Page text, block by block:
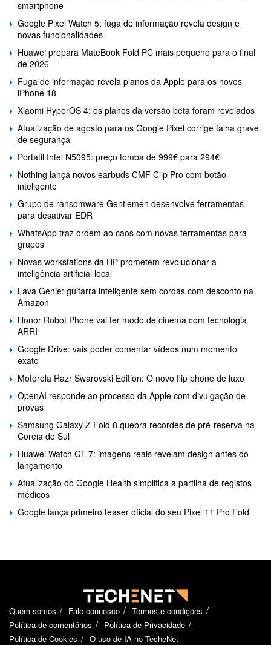
smartphone
Google Pixel Watch 5: fuga de informação revela design e
novas funcionalidades
Huawei prepara MateBook Fold PC mais pequeno para o final
de 2026
Fuga de informação revela planos da Apple para os novos
iPhone 18
Xiaomi HyperOS 4: os planos da versão beta foram revelados
Atualização de agosto para os Google Pixel corrige falha grave
de segurança
Portátil Intel N5095: preço tomba de 999€ para 294€
Nothing lança novos earbuds CMF Clip Pro com botão
inteligente
Grupo de ransomware Gentlemen desenvolve ferramentas
para desativar EDR
WhatsApp traz ordem ao caos com novas ferramentas para
grupos
Novas workstations da HP prometem revolucionar a
inteligência artificial local
Lava Genie: guitarra inteligente sem cordas com desconto na
Amazon
Honor Robot Phone vai ter modo de cinema com tecnologia
ARRI
Google Drive: vais poder comentar vídeos num momento
exato
Motorola Razr Swarovski Edition: O novo flip phone de luxo
OpenAI responde ao processo da Apple com divulgação de
provas
Samsung Galaxy Z Fold 8 quebra recordes de pré-reserva na
Coreia do Sul
Huawei Watch GT 7: imagens reais revelam design antes do
lançamento
Atualização do Google Health simplifica a partilha de registos
médicos
Google lança primeiro teaser oficial do seu Pixel 11 Pro Fold
Quem somos Fale connosco
Termos e condições
Política de comentários
Política de Privacidade
Política de Cookies
O uso de IA no TecheNet